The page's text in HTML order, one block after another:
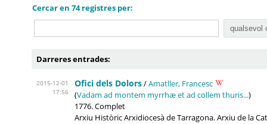
Cercar en 74 registres per:
Darreres entrades:
2015-12-01
17:56
Ofici dels Dolors/Amatller, Francesc
(Vadam ad montem myrrhæ et ad collem thuris...)
1776. Complet
Arxiu Històric Arxidiocesà de Tarragona. Arxiu de la